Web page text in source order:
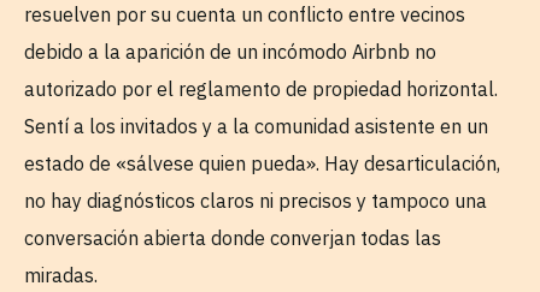
resuelven por su cuenta un conflicto entre vecinos
debido a la aparición de un incómodo Airbnb no
autorizado por el reglamento de propiedad horizontal.
Sentí a los invitados y a la comunidad asistente en un
estado de «sálvese quien pueda». Hay desarticulación,
no hay diagnósticos claros ni precisos y tampoco una
conversación abierta donde converjan todas las
miradas.